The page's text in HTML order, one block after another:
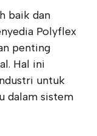
baik dan
Polyflex
penting
Hal ini
untuk
dalam sistem